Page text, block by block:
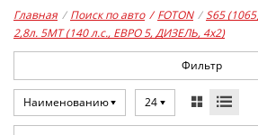
Главная / Поиск по авто / FOTON / S65
2,8л. 5MT (140 л.с., ЕВРО 5, ДИЗЕЛЬ, 4x2)
Фильтр
Наименованию 24